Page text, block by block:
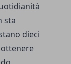
sta
dieci